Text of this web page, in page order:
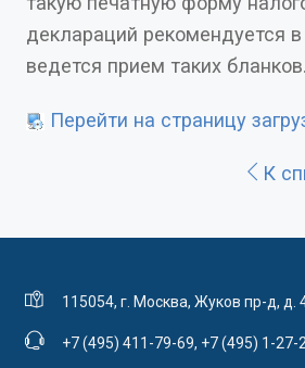
деклараций рекомендуется в
ведется прием таких бланков.
К
115054, г. Москва, Жуков пр-д, д.
+7 (495) 411-79-69, +7 (495) 1-27-